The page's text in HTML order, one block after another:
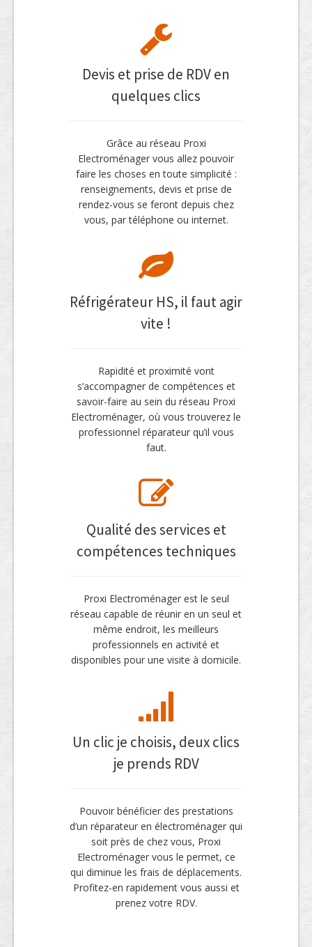
Devis et prise de RDV en
quelques clics
Grâce au réseau Proxi
Electroménager vous allez pouvoir
faire les choses en toute simplicité :
renseignements, devis et prise de
rendez-vous se feront depuis chez
vous, par téléphone ou internet.
Réfrigérateur HS, il faut agir
vite !
Rapidité et proximité vont
s’accompagner de compétences et
savoir-faire au sein du réseau Proxi
Electroménager, où vous trouverez le
professionnel réparateur qu’il vous
faut.
Qualité des services et
compétences techniques
Proxi Electroménager est le seul
réseau capable de réunir en un seul et
même endroit, les meilleurs
professionnels en activité et
disponibles pour une visite à domicile.
Un clic je choisis, deux clics
je prends RDV
Pouvoir bénéficier des prestations
d’un réparateur en électroménager qui
soit près de chez vous, Proxi
Electroménager vous le permet, ce
qui diminue les frais de déplacements.
Profitez-en rapidement vous aussi et
prenez votre RDV.